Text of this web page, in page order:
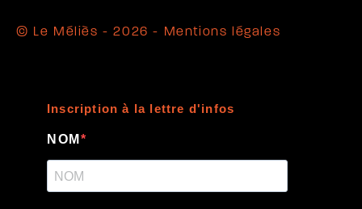
© Le Méliès - 2026 - Mentions légales
Inscription à la lettre d'infos
NOM